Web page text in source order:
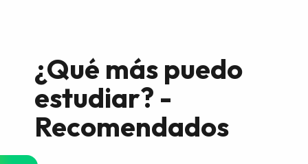
¿Qué más puedo
estudiar? -
Recomendados